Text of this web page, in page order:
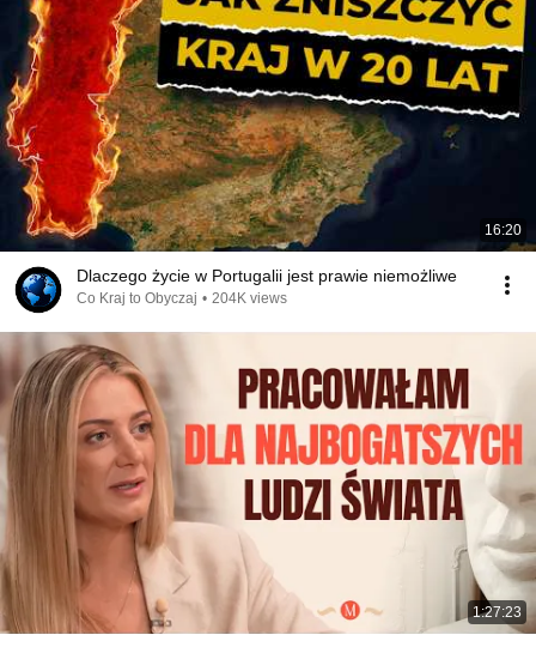
16:20
Dlaczego życie w Portugalii jest prawie niemożliwe
Co Kraj to Obyczaj • 204K views
1:27:23